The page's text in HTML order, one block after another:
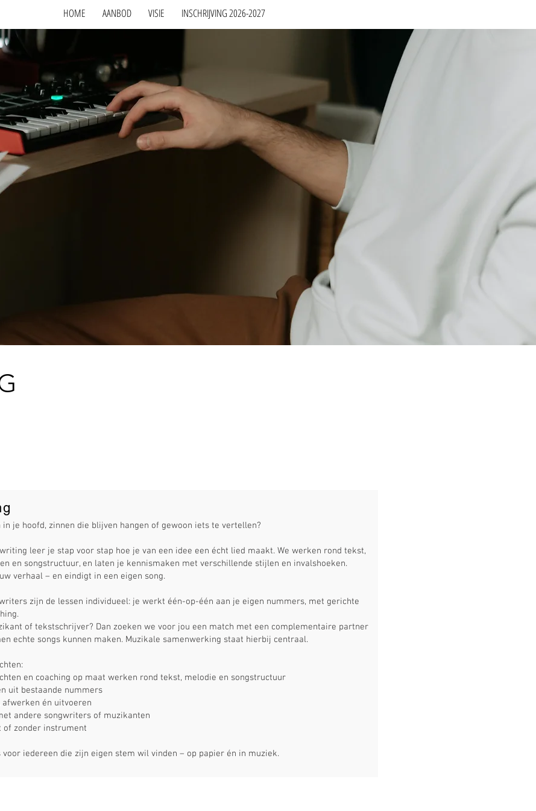
HOME AANBOD VISIE INSCHRIJVING 2026-2027
je hoofd, zinnen die blijven hangen of gewoon iets te vertellen?
leer je stap voor stap hoe je van een idee een écht lied maakt. We werken rond tekst,
en songstructuur, en laten je kennismaken met verschillende stijlen en invalshoeken.
verhaal – en eindigt in een eigen song.
zijn de lessen individueel: je werkt één-op-één aan je eigen nummers, met gerichte
of tekstschrijver? Dan zoeken we voor jou een match met een complementaire partner
echte songs kunnen maken. Muzikale samenwerking staat hierbij centraal.
en coaching op maat werken rond tekst, melodie en songstructuur
uit bestaande nummers
afwerken én uitvoeren
andere songwriters of muzikanten
of zonder instrument
voor iedereen die zijn eigen stem wil vinden – op papier én in muziek.